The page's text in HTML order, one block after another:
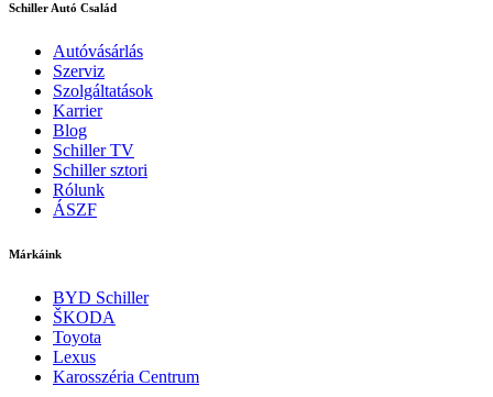
Schiller Autó Család
Autóvásárlás
Szerviz
Szolgáltatások
Karrier
Blog
Schiller TV
Schiller sztori
Rólunk
ÁSZF
Márkáink
BYD Schiller
ŠKODA
Toyota
Lexus
Karosszéria Centrum